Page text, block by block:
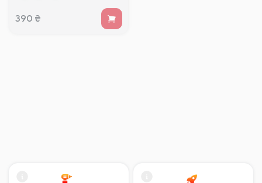
390 ₴